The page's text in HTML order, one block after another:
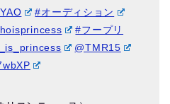
#オーディション
#フープリ
@TMR15